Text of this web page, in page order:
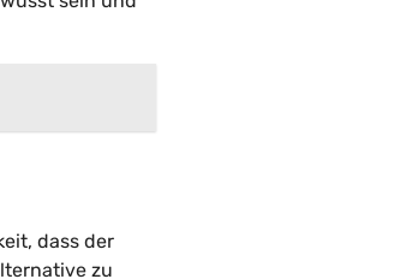
dass der
zu